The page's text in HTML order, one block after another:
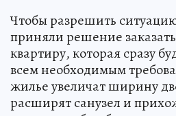
Чтобы разрешить
приняли решение
квартиру, которая сразу
всем необходимым
жилье увеличат ширину
расширят санузел и